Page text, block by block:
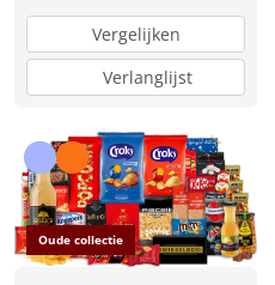
Vergelijken
Verlanglijst
Oude collectie